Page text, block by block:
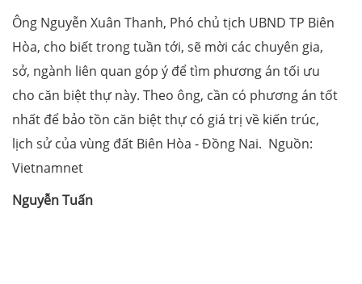
Ông Nguyễn Xuân Thanh, Phó chủ tịch UBND TP Biên
Hòa, cho biết trong tuần tới, sẽ mời các chuyên gia,
sở, ngành liên quan góp ý để tìm phương án tối ưu
cho căn biệt thự này. Theo ông, cần có phương án tốt
nhất để bảo tồn căn biệt thự có giá trị về kiến trúc,
lịch sử của vùng đất Biên Hòa - Đồng Nai. Nguồn:
Vietnamnet
Nguyễn Tuấn